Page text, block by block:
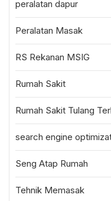
peralatan dapur
Peralatan Masak
RS Rekanan MSIG
Rumah Sakit
Rumah Sakit Tulang
search engine
Seng Atap Rumah
Tehnik Memasak